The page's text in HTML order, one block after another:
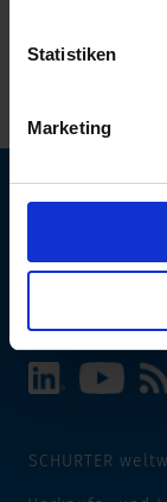
Statistiken
Marketing
SCHURTER
SCHURTER